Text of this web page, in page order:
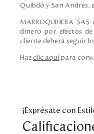
Quibdó y San Andrés,
MARROQUINERA
dinero por efectos
cliente deberá seguir
Haz clic aquí para
¡Exprésate con